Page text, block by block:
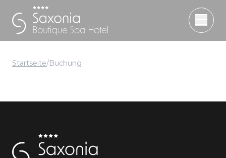
Startseite/Buchung